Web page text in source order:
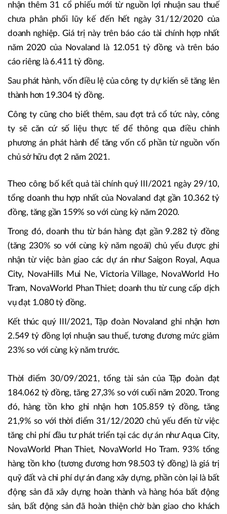
nhận thêm 31 cổ phiếu mới từ nguồn lợi nhuận sau thuế
chưa phân phối lũy kế đến hết ngày 31/12/2020 của
doanh nghiệp. Giá trị này trên báo cáo tài chính hợp nhất
năm 2020 của Novaland là 12.051 tỷ đồng và trên báo
cáo riêng là 6.411 tỷ đồng.
Sau phát hành, vốn điều lệ của công ty dự kiến sẽ tăng lên
thành hơn 19.304 tỷ đồng.
Công ty cũng cho biết thêm, sau đợt trả cổ tức này, công
ty sẽ căn cứ số liệu thực tế để thông qua điều chỉnh
phương án phát hành để tăng vốn cổ phần từ nguồn vốn
chủ sở hữu đợt 2 năm 2021.
Theo công bố kết quả tài chính quý III/2021 ngày 29/10,
tổng doanh thu hợp nhất của Novaland đạt gần 10.362 tỷ
đồng, tăng gần 159% so với cùng kỳ năm 2020.
Trong đó, doanh thu từ bán hàng đạt gần 9.282 tỷ đồng
(tăng 230% so với cùng kỳ năm ngoái) chủ yếu được ghi
nhận từ việc bàn giao các dự án như Saigon Royal, Aqua
City, NovaHills Mui Ne, Victoria Village, NovaWorld Ho
Tram, NovaWorld Phan Thiet; doanh thu từ cung cấp dịch
vụ đạt 1.080 tỷ đồng.
Kết thúc quý III/2021, Tập đoàn Novaland ghi nhận hơn
2.549 tỷ đồng lợi nhuận sau thuế, tương đương mức giảm
23% so với cùng kỳ năm trước.
Thời điểm 30/09/2021, tổng tài sản của Tập đoàn đạt
184.062 tỷ đồng, tăng 27,3% so với cuối năm 2020. Trong
đó, hàng tồn kho ghi nhận hơn 105.859 tỷ đồng, tăng
21,9% so với thời điểm 31/12/2020 chủ yếu đến từ việc
tăng chi phí đầu tư phát triển tại các dự án như Aqua City,
NovaWorld Phan Thiet, NovaWorld Ho Tram. 93% tổng
hàng tồn kho (tương đương hơn 98.503 tỷ đồng) là giá trị
quỹ đất và chi phí dự án đang xây dựng, phần còn lại là bất
động sản đã xây dựng hoàn thành và hàng hóa bất động
sản, bất động sản đã hoàn thiện chờ bàn giao cho khách